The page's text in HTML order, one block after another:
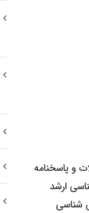
و پاسخنامه
ارشد
شناسی